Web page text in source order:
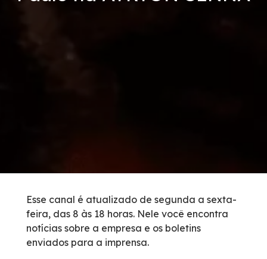
0800 e Callbox
Cargas Especiais
Esse canal é atualizado de segunda a sexta-
feira, das 8 às 18 horas. Nele você encontra
notícias sobre a empresa e os boletins
enviados para a imprensa.